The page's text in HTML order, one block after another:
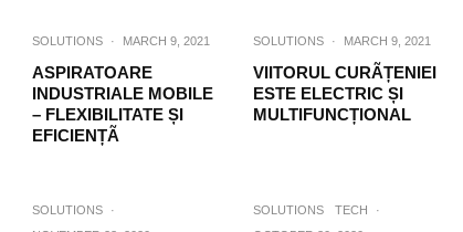
SOLUTIONS · MARCH 9, 2021
ASPIRATOARE
INDUSTRIALE MOBILE
– FLEXIBILITATE ȘI
EFICIENȚÃ
SOLUTIONS · MARCH 9, 2021
VIITORUL CURÃȚENIEI
ESTE ELECTRIC ȘI
MULTIFUNCȚIONAL
SOLUTIONS
·
SOLUTIONS TECH
·